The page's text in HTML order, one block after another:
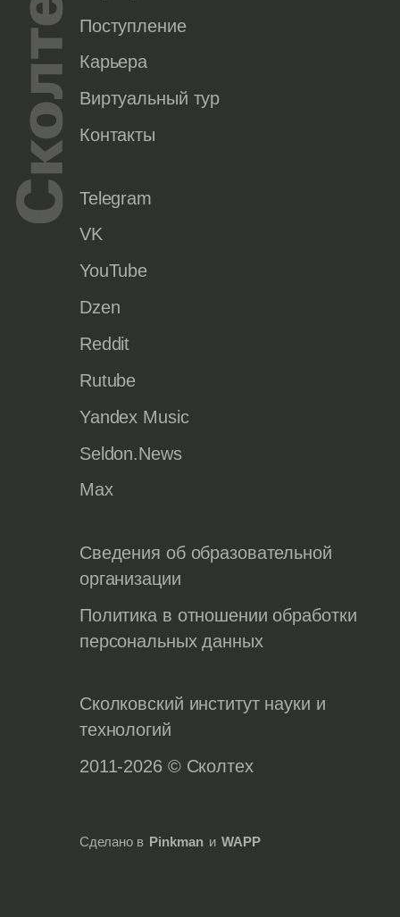
Поступление
Карьера
Виртуальный тур
Контакты
Telegram
VK
YouTube
Dzen
Reddit
Rutube
Yandex Music
Seldon.News
Max
Сведения об образовательной
организации
Политика в отношении обработки
персональных данных
Сколковский институт науки и
технологий
2011-2026 © Сколтех
Сделано в Pinkman и WAPP